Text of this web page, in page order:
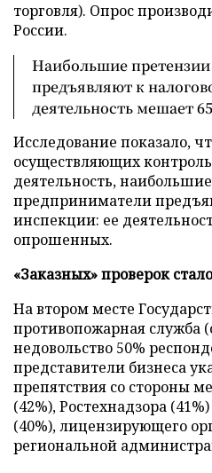
торговля). Опрос
России.
Наибольшие
предъявляют к
деятельность мешает
Исследование показало,
осуществляющих
деятельность,
предприниматели
инспекции: ее
опрошенных.
«Заказных» проверок
На втором месте
противопожарная служба
недовольство 50%
представители бизнеса
препятствия со стороны
(42%), Ростехнадзора
(40%), лицензирующего
региональной